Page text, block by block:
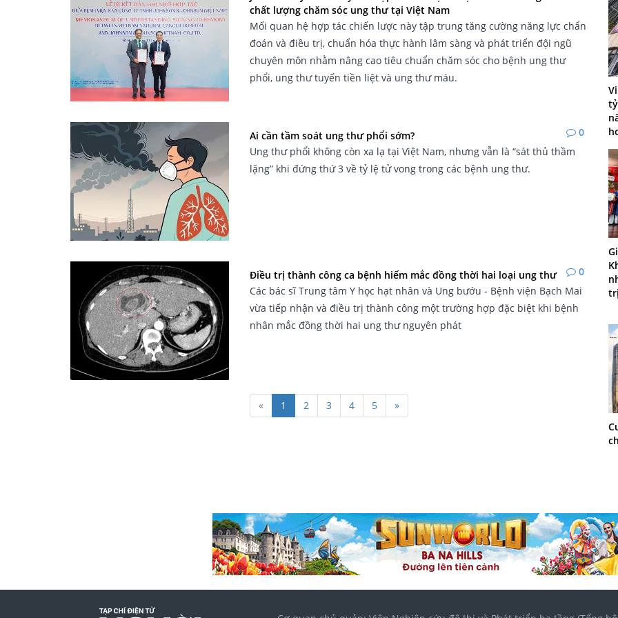
chất lượng chăm sóc ung thư tại Việt Nam
Mối quan hệ hợp tác chiến lược này tập trung tăng cường năng lực chẩn
đoán và điều trị, chuẩn hóa thực hành lâm sàng và phát triển đội ngũ
chuyên môn nhằm nâng cao tiêu chuẩn chăm sóc cho bệnh ung thư
phổi, ung thư tuyến tiền liệt và ung thư máu.
0
Ai cần tầm soát ung thư phổi sớm?
Ung thư phổi không còn xa lạ tại Việt Nam, nhưng vẫn là “sát thủ thầm
lặng” khi đứng thứ 3 về tỷ lệ tử vong trong các bệnh ung thư.
0
Điều trị thành công ca bệnh hiếm mắc đồng thời hai loại ung thư
Các bác sĩ Trung tâm Y học hạt nhân và Ung bướu - Bệnh viện Bạch Mai
vừa tiếp nhận và điều trị thành công một trường hợp đặc biệt khi bệnh
nhân mắc đồng thời hai ung thư nguyên phát
« 1 2 3 4 5 »